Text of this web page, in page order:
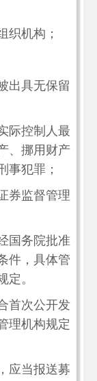
织机构；
出具无保留
际控制人最
、挪用财产
事犯罪；
券监督管理
国务院批准
件，具体管
定。
首次公开发
理机构规定
应当报送募